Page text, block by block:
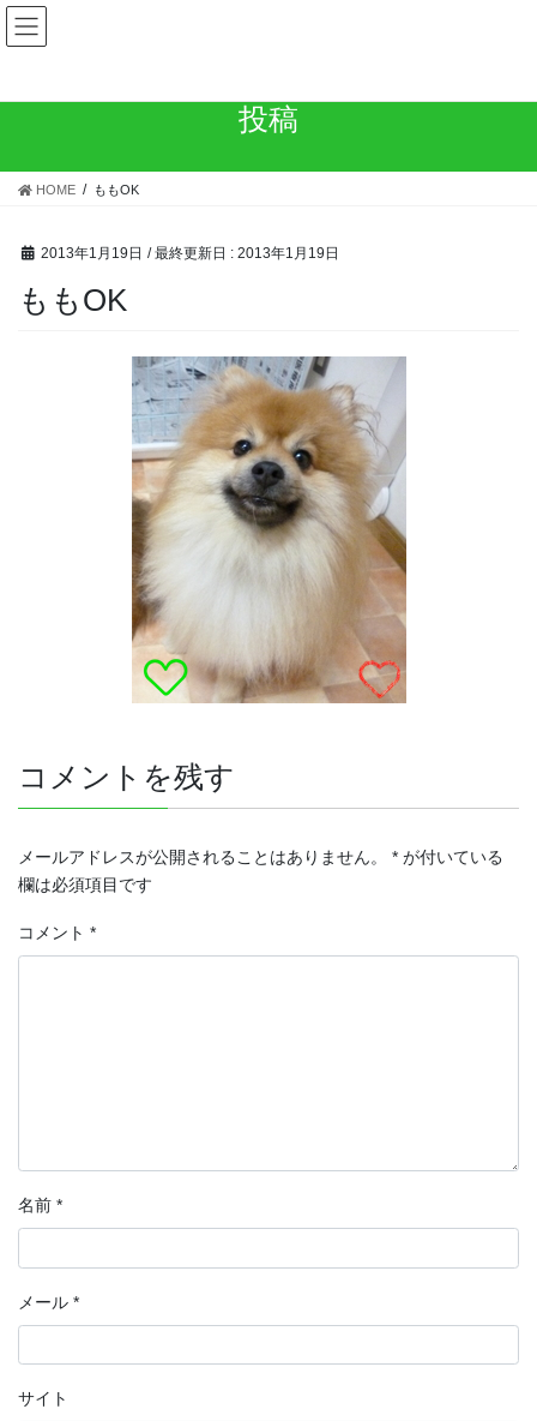
コ
ン
ナ
ビ
投稿
HOME ももOK
2013年1月19日 / 最終更新日 : 2013年1月19日
ももOK
コメントを残す
メールアドレスが公開されることはありません。 * が付いている
欄は必須項目です
コメント *
名前 *
メール *
サイト